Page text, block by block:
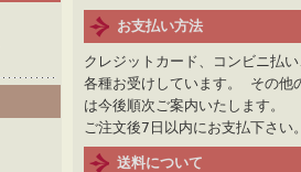
お支払い方法
クレジットカード、コンビニ払
各種お受けしています。 その他
は今後順次ご案内いたします。
ご注文後7日以内にお支払下さい
送料について